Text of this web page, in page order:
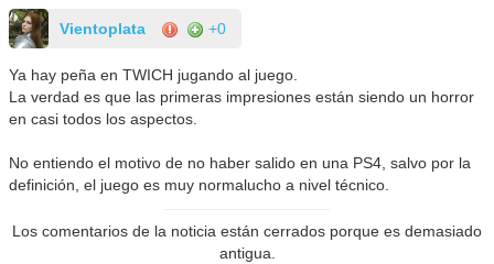
Vientoplata +0
Ya hay peña en TWICH jugando al juego.
La verdad es que las primeras impresiones están siendo un horror
en casi todos los aspectos.
No entiendo el motivo de no haber salido en una PS4, salvo por la
definición, el juego es muy normalucho a nivel técnico.
Los comentarios de la noticia están cerrados porque es demasiado
antigua.